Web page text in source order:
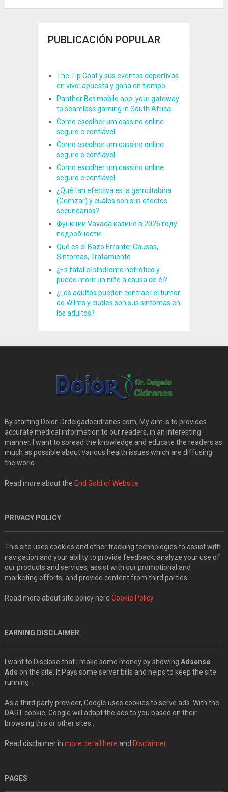
PUBLICACIÓN POPULAR
The Tip Goat y sus eventos deportivos
en vivo: apuesta y gana en tiempo
Panther Bet mobile app: your gateway
to seamless gaming in South Africa
Como escolher um cassino online
seguro e confiável
Como escolher um cassino online
seguro e confiável
Como escolher um cassino online
seguro e confiável
¿Qué tan efectiva es la gemcitabina
(Gemzar) y cuáles son sus efectos
secundarios?
Функции Vavada казино в 2026 году
подробности
Qué es el Bazo Errante: Causas,
Síntomas, Tratamiento
¿Es fatal el síndrome nefrótico y
puede morir un niño a causa de él?
¿Los adultos pueden contraer el tumor
de Wilms y cuáles son sus síntomas en
los adultos?
By starting Dolor-Drdelgadocidranes.com, My aim is to provides
accurate medical information to our readers, in an interesting
manner. I want to spread the knowledge and educate the readers as
much as possible about various health issues which are diffusing
the world.
Read more about the End Gold of Website
PRIVACY POLICY
This site uses cookies and other tracking technologies to assist with
navigation and your ability to provide feedback, analyze your use of
our products and services, assist with our promotional and
marketing efforts, and provide content from third parties.
Read more about site policy here Cookie Policy
EARNING DISCLAIMER
I want to Disclose that I make some money by showing Adsense
Ads on the site. It Pays some server bills and helps to keep the site
running.
As a third party provider, Google uses cookies to serve ads. With the
DART cookie, Google will adapt the ads to you based on their
browsing this or other sites..
Read disclaimer in more detail here and Disclaimer
PAGES